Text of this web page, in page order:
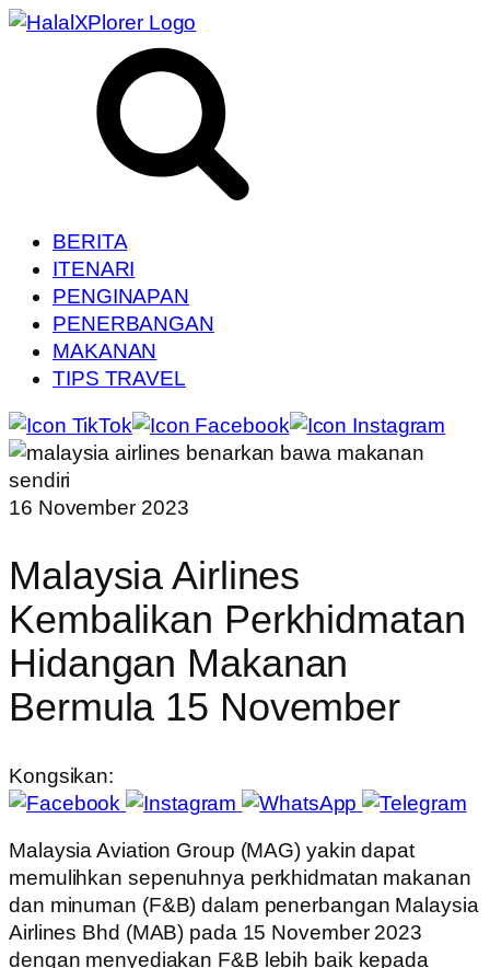
BERITA
ITENARI
PENGINAPAN
PENERBANGAN
MAKANAN
TIPS TRAVEL
16 November 2023
Malaysia Airlines
Kembalikan Perkhidmatan
Hidangan Makanan
Bermula 15 November
Kongsikan:
Malaysia Aviation Group (MAG) yakin dapat
memulihkan sepenuhnya perkhidmatan makanan
dan minuman (F&B) dalam penerbangan Malaysia
Airlines Bhd (MAB) pada 15 November 2023
dengan menyediakan F&B lebih baik kepada